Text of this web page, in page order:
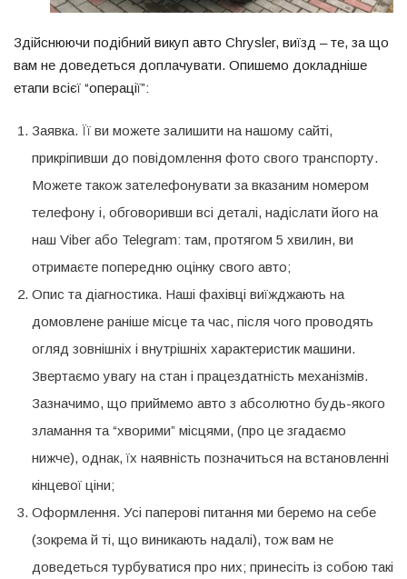
Здійснюючи подібний викуп авто Chrysler, виїзд – те, за що
вам не доведеться доплачувати. Опишемо докладніше
етапи всієї “операції”:
Заявка. Її ви можете залишити на нашому сайті,
прикріпивши до повідомлення фото свого транспорту.
Можете також зателефонувати за вказаним номером
телефону і, обговоривши всі деталі, надіслати його на
наш Viber або Telegram: там, протягом 5 хвилин, ви
отримаєте попередню оцінку свого авто;
Опис та діагностика. Наші фахівці виїжджають на
домовлене раніше місце та час, після чого проводять
огляд зовнішніх і внутрішніх характеристик машини.
Звертаємо увагу на стан і працездатність механізмів.
Зазначимо, що приймемо авто з абсолютно будь-якого
зламання та “хворими” місцями, (про це згадаємо
нижче), однак, їх наявність позначиться на встановленні
кінцевої ціни;
Оформлення. Усі паперові питання ми беремо на себе
(зокрема й ті, що виникають надалі), тож вам не
доведеться турбуватися про них; принесіть із собою такі